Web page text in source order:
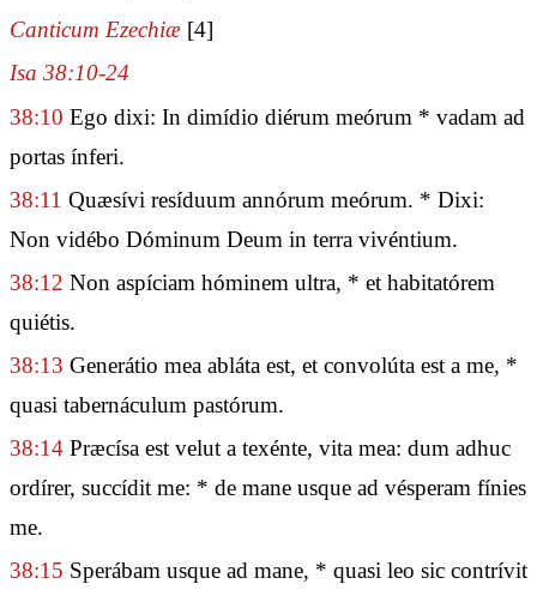
Canticum Ezechiæ [4]
Isa 38:10-24
38:10 Ego dixi: In dimídio diérum meórum * vadam ad
portas ínferi.
38:11 Quæsívi resíduum annórum meórum. * Dixi:
Non vidébo Dóminum Deum in terra vivéntium.
38:12 Non aspíciam hóminem ultra, * et habitatórem
quiétis.
38:13 Generátio mea abláta est, et convolúta est a me, *
quasi tabernáculum pastórum.
38:14 Præcísa est velut a texénte, vita mea: dum adhuc
ordírer, succídit me: * de mane usque ad vésperam fínies
me.
38:15 Sperábam usque ad mane, * quasi leo sic contrívit